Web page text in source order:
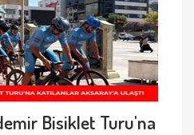
Bisiklet Turu'na